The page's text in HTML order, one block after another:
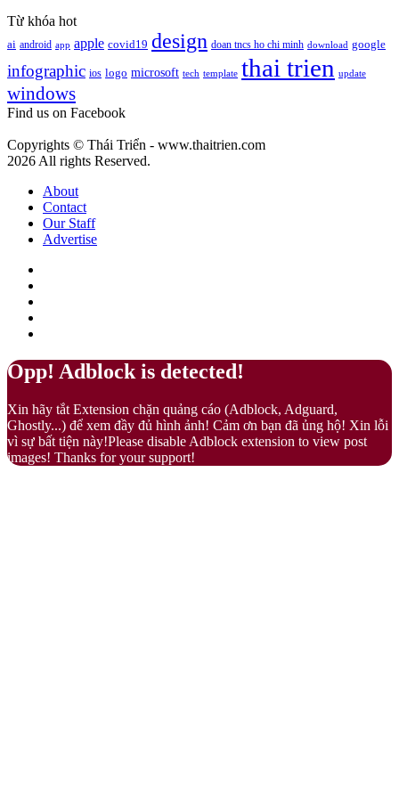
phê
ý
nghĩa
gì?
Pantone
13-
1023
Fuzz
–
Màu
sự
nhã
Từ khóa hot
ai android app apple covid19 design doan tncs ho chi minh download google
infographic ios logo microsoft tech template thai trien update
windows
Find us on Facebook
Copyrights © Thái Triển - www.thaitrien.com
2026 All rights Reserved.
About
Contact
Our Staff
Advertise
Back
to
button
Close
Opp! Adblock is detected!
Xin hãy tắt Extension chặn quảng cáo (Adblock, Adguard,
Ghostly...) để xem đầy đủ hình ảnh! Cảm ơn bạn đã ủng hộ! Xin lỗi
vì sự bất tiện này!Please disable Adblock extension to view post
images! Thanks for your support!